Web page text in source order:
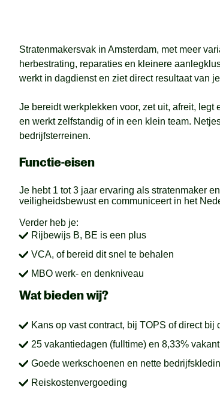
Stratenmakersvak in Amsterdam, met meer
herbestrating, reparaties en kleinere
werkt in dagdienst en ziet direct resultaat van
Je bereidt werkplekken voor, zet uit, afreit,
en werkt zelfstandig of in een klein team.
bedrijfsterreinen.
Functie-eisen
Je hebt 1 tot 3 jaar ervaring als stratenmaker
veiligheidsbewust en communiceert in het
Verder heb je:
Rijbewijs B, BE is een plus
VCA, of bereid dit snel te behalen
MBO werk- en denkniveau
Wat bieden wij?
Kans op vast contract, bij TOPS of direct bij
25 vakantiedagen (fulltime) en 8,33%
Goede werkschoenen en nette
Reiskostenvergoeding